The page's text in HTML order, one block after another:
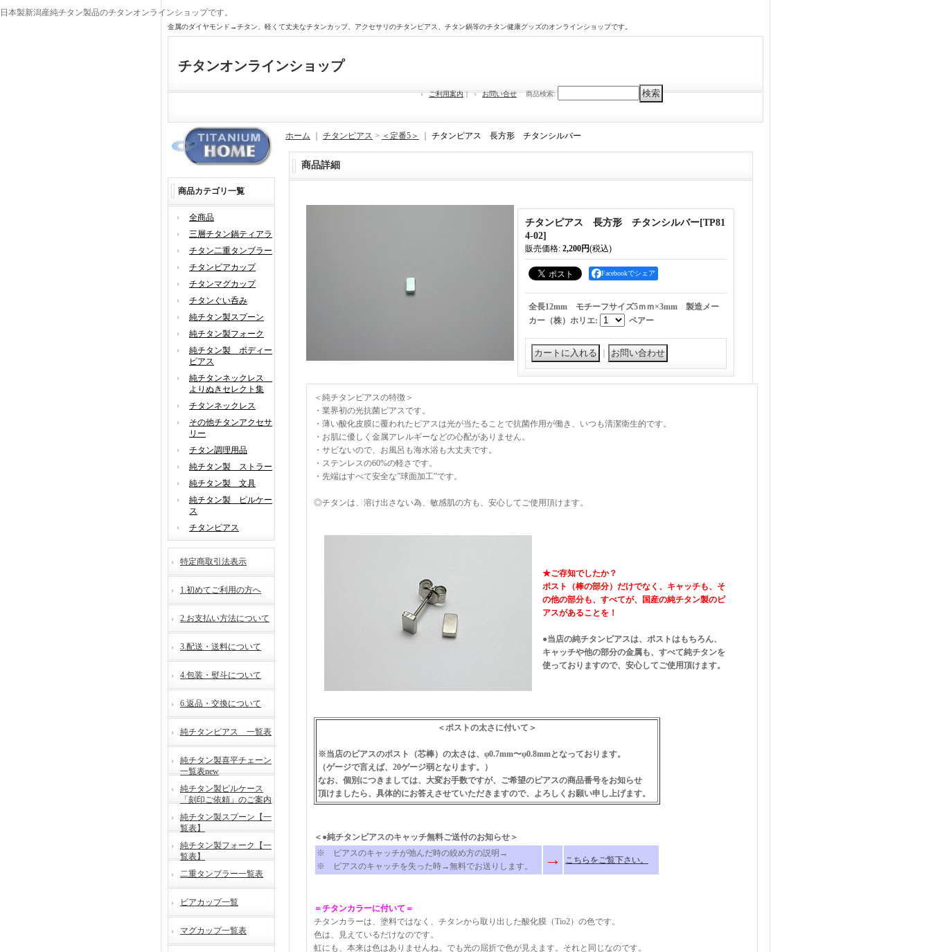
日本製新潟産純チタン製品のチタンオンラインショップです。
金属のダイヤモンド→チタン、軽くて丈夫なチタンカップ、アクセサリのチタンピアス、チタン鍋等のチタン健康グッズのオンラインショップです。
チタンオンラインショップ
ご利用案内｜ お問い合せ 商品検索:
商品カテゴリ一覧
全商品
三層チタン鍋ティアラ
チタン二重タンブラー
チタンビアカップ
チタンマグカップ
チタンぐい呑み
純チタン製スプーン
純チタン製フォーク
純チタン製 ボディー
ピアス
純チタンネックレス
よりぬきセレクト集
チタンネックレス
その他チタンアクセサ
リー
チタン調理用品
純チタン製 ストラー
純チタン製 文具
純チタン製 ピルケー
ス
チタンピアス
特定商取引法表示
1.初めてご利用の方へ
2.お支払い方法について
3.配送・送料について
4.包装・熨斗について
6.返品・交換について
純チタンピアス 一覧表
純チタン製喜平チェーン
一覧表new
純チタン製ピルケース
「刻印ご依頼」のご案内
純チタン製スプーン【一
覧表】
純チタン製フォーク【一
覧表】
二重タンブラー一覧表
ビアカップ一覧
マグカップ一覧表
ホーム チタンピアス > ＜定番5＞ チタンピアス 長方形 チタンシルバー
商品詳細
チタンピアス 長方形 チタンシルバー[TP81
4-02]
販売価格: 2,200円(税込)
Facebookでシェア
全長12mm モチーフサイズ5ｍｍ×3mm 製造メー
カー（株）ホリエ: ペアー
＜純チタンピアスの特徴＞
・業界初の光抗菌ピアスです。
・薄い酸化皮膜に覆われたピアスは光が当たることで抗菌作用が働き、いつも清潔衛生的です。
・お肌に優しく金属アレルギーなどの心配がありません。
・サビないので、お風呂も海水浴も大丈夫です。
・ステンレスの60%の軽さです。
・先端はすべて安全な”球面加工”です。
◎チタンは、溶け出さない為、敏感肌の方も、安心してご使用頂けます。
★ご存知でしたか？
ポスト（棒の部分）だけでなく、キャッチも、そ
の他の部分も、すべてが、国産の純チタン製のピ
アスがあることを！
●当店の純チタンピアスは、ポストはもちろん、
キャッチや他の部分の金属も、すべて純チタンを
使っておりますので、安心してご使用頂けます。
＜ポストの太さに付いて＞
※当店のピアスのポスト（芯棒）の太さは、φ0.7mm〜φ0.8mmとなっております。
（ゲージで言えば、20ゲージ弱となります。）
なお、個別につきましては、大変お手数ですが、ご希望のピアスの商品番号をお知らせ
頂けましたら、具体的にお答えさせていただきますので、よろしくお願い申し上げます。
＜●純チタンピアスのキャッチ無料ご送付のお知らせ＞
※ ピアスのキャッチが弛んだ時の絞め方の説明→
※ ピアスのキャッチを失った時→無料でお送りします。
→ こちらをご覧下さい。
＝チタンカラーに付いて＝
チタンカラーは、塗料ではなく、チタンから取り出した酸化膜（Tio2）の色です。
色は、見えているだけなのです。
虹にも、本来は色はありませんね。でも光の屈折で色が見えます。それと同じなのです。